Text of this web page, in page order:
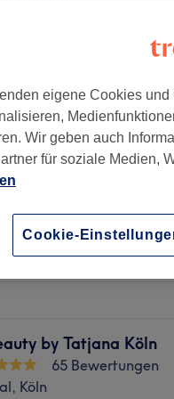
ab 89
ab
by Tatjana Köln
65 Bewertungen
Köln
eigene Cookies
Wir geben auch
für soziale Medien,
Cookie-